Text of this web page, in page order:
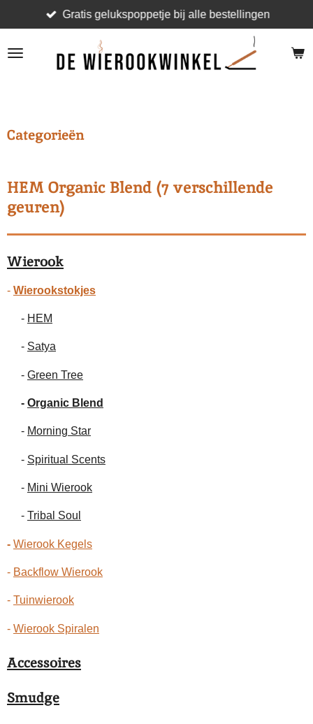
direct
naar
Gratis gelukspoppetje bij alle bestellingen
Categorieën
HEM Organic Blend (7 verschillende
geuren)
Wierook
- Wierookstokjes
- HEM
- Satya
- Green Tree
- Organic Blend
- Morning Star
- Spiritual Scents
- Mini Wierook
- Tribal Soul
- Wierook Kegels
- Backflow Wierook
- Tuinwierook
- Wierook Spiralen
Accessoires
Smudge